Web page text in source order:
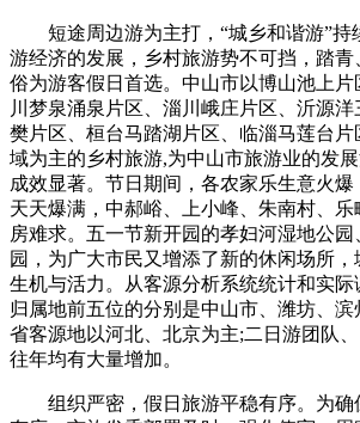
短途周边游为主打，“城乡和谐游”持
游经济的发展，乡村旅游势不可挡，踏
俗为游客假日首选。中山市以博山池上片
川梦泉涌泉片区、淄川峨庄片区、沂源
樊片区、桓台马踏湖片区、临淄马莲台片
域为主的乡村旅游,为中山市旅游业的发展
成效显著。节日期间，各农家乐生意火
天天爆满，中郝峪、上小峰、朱南村、
房难求。五一节新开园的孝妇河湿地公
园，为广大市民又增添了新的休闲场所
生机与活力。从客源分析系统统计和实
归属地前五位的分别是中山市、潍坊、
省客源地以河北、北京为主;二日游团队
往年均有大量增加。
组织严密，假日旅游平稳有序。为确